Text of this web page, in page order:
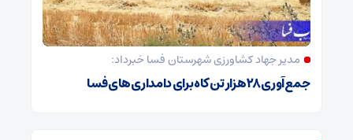
مدیر جهاد کشاورزی شهرستان فسا خبرداد:
جمع‌آوری ۲۸ هزار تن کاه برای دامداری‌های فسا